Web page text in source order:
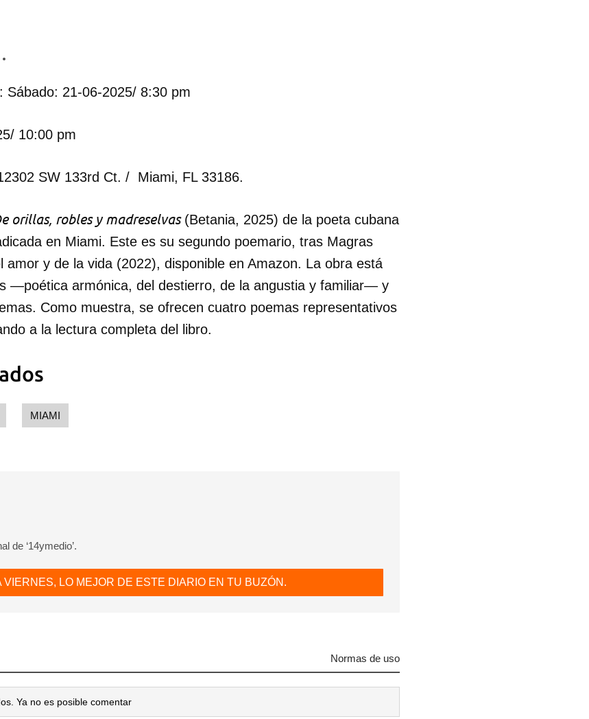
favorito
guardar como favorito, primero has de iniciar sesión con tu
14ymedio.
Sábado: 21-06-2025/ 8:30 pm
10:00 pm
SW 133rd Ct. / Miami, FL 33186.
orillas, robles y madreselvas(Betania, 2025) de la poeta cubana
en Miami. Este es su segundo poemario, tras Magras
amor y de la vida (2022), disponible en Amazon. La obra está
—poética armónica, del destierro, de la angustia y familiar— y
Como muestra, se ofrecen cuatro poemas representativos
a la lectura completa del libro.
MIAMI
de ‘14ymedio’.
VIERNES, LO MEJOR DE ESTE DIARIO EN TU BUZÓN.
Normas de uso
Ya no es posible comentar